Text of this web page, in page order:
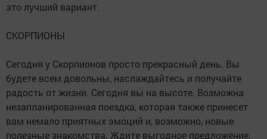
это лучший вариант.
СКОРПИОНЫ
Сегодня у Скорпионов просто прекрасный день. Вы
будете всем довольны, наслаждайтесь и получайте
радость от жизни. Сегодня вы на высоте. Возможна
незапланированная поездка, которая также принесет
вам немало приятных эмоций и, возможно, новые
полезные знакомства. Ждите выгодное предложение,